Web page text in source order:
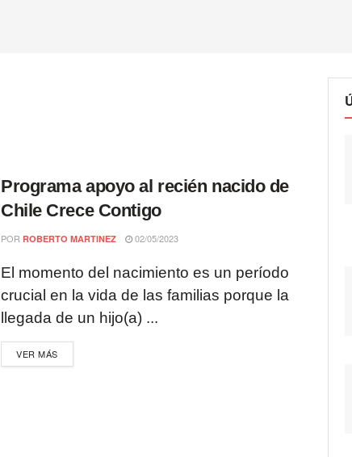
Programa apoyo al recién nacido de
Chile Crece Contigo
POR ROBERTO MARTINEZ 02/05/2023
El momento del nacimiento es un período
crucial en la vida de las familias porque la
llegada de un hijo(a) ...
VER MÁS